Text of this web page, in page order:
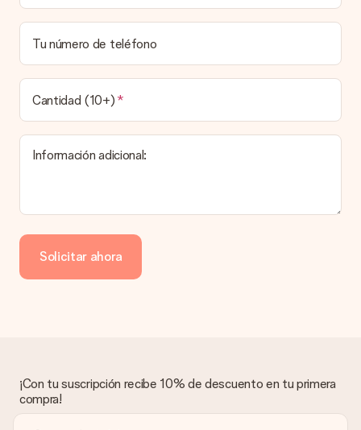
personalizado y completado tu pedido, recibirás una
confirmación con las fechas estimadas de entrega. Una vez
que el pedido haya sido enviado, será la empresa de
transportes la encargada de entregar el regalo.
¿Cuál es el tiempo de entrega y cuándo recibo mi
obsequio?
El tiempo de entrega se puede encontrar en la página del
producto del regalo.
¿Cómo puedo pagar mi pedido?
de crédito o transferencia bancaria. En caso de elegir
transferencia bancaria, ten en cuenta 3 días adicionales para la
entrega de tu regalo.
asunto contigo. Ponte en contacto con nuestro equipo de
atención al cliente por teléfono, correo electrónico o chat y
buscaremos una solución adecuada para ti.
Tu número de teléfono
Cantidad (10+)
Información adicional:
Solicitar ahora
¡Con tu suscripción recibe 10% de descuento en tu primera
compra!